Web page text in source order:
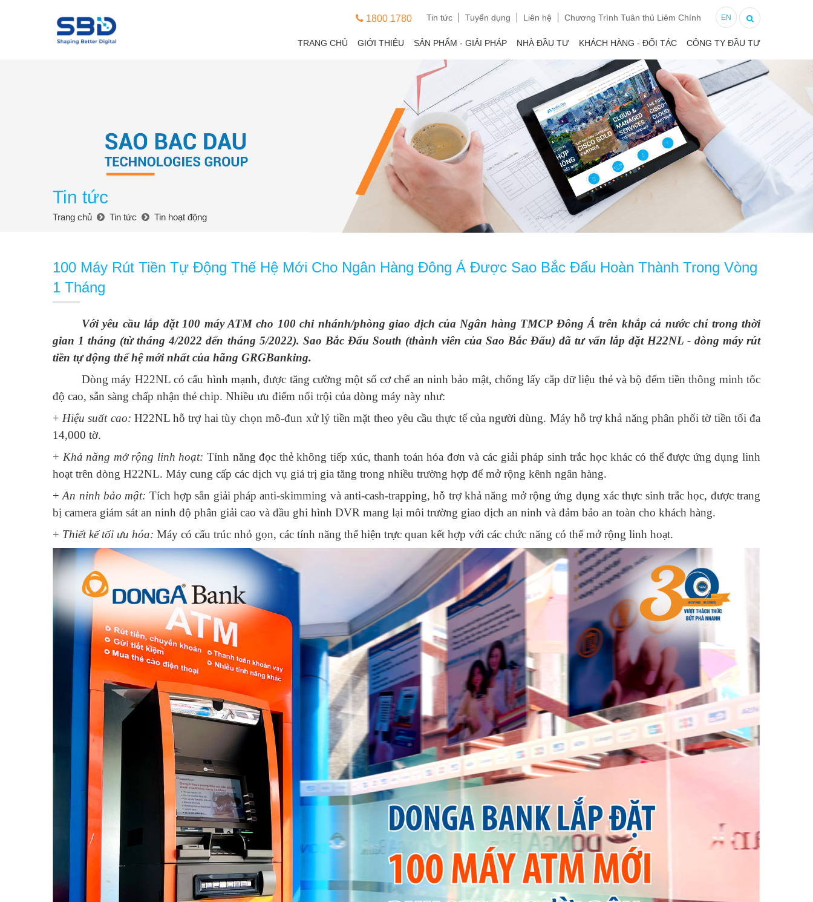
1800 1780 Tin tức Tuyển dụng Liên hệ Chương Trình Tuân thủ Liêm Chính EN
TRANG CHỦ GIỚI THIỆU SẢN PHẨM - GIẢI PHÁP NHÀ ĐẦU TƯ KHÁCH HÀNG - ĐỐI TÁC CÔNG TY ĐẦU TƯ
Tin tức
Trang chủ Tin tức Tin hoạt động
100 Máy Rút Tiền Tự Động Thế Hệ Mới Cho Ngân Hàng Đông Á Được Sao Bắc Đẩu Hoàn Thành Trong Vòng
1 Tháng
Vớiyêu cầu lắp đặt 100 máy ATM cho 100 chi nhánh/phòng giao dịch của Ngân hàng TMCP Đông Á trên khắp cả nước chỉ trong thời
gian 1 tháng (từ tháng 4/2022 đến tháng 5/2022). Sao Bắc Đẩu South (thành viên của Sao Bắc Đẩu)đã tư vấn lắp đặt H22NL - dòng máy rút
tiền tự động thế hệ mới nhất của hãng GRGBanking.
Dòng máy H22NL có cấu hình mạnh, được tăng cường một số cơ chế an ninh bảo mật, chống lấy cắp dữ liệu thẻ và bộ đếm tiền thông minh tốc
độ cao, sẵn sàng chấp nhận thẻ chip. Nhiều ưu điểm nổi trội của dòng máy này như:
+Hiệu suất cao: H22NL hỗ trợ hai tùy chọn mô-đun xử lý tiền mặt theo yêu cầu thực tế của người dùng. Máy hỗ trợ khả năng phân phối tờ tiền tối đa
14,000 tờ.
+ Khả năng mở rộng linh hoạt: Tính năng đọc thẻ không tiếp xúc, thanh toán hóa đơn và các giải pháp sinh trắc học khác có thể được ứng dụng linh
hoạt trên dòng H22NL. Máy cung cấp các dịch vụ giá trị gia tăng trong nhiều trường hợp để mở rộng kênh ngân hàng.
+An ninh bảo mật: Tích hợp sẵn giải pháp anti-skimming và anti-cash-trapping, hỗ trợ khả năng mở rộng ứng dụng xác thực sinh trắc học, được trang
bị camera giám sát an ninh độ phân giải cao và đầu ghi hình DVR mang lại môi trường giao dịch an ninh và đảm bảo an toàn cho khách hàng.
+ Thiết kế tối ưu hóa: Máy có cấu trúc nhỏ gọn, các tính năng thể hiện trực quan kết hợp với các chức năng có thể mở rộng linh hoạt.